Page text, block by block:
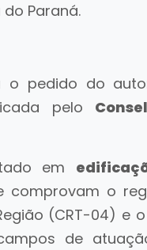
Paraná.
o pedido do
pelo
em
comprovam o
(CRT-04) e
de